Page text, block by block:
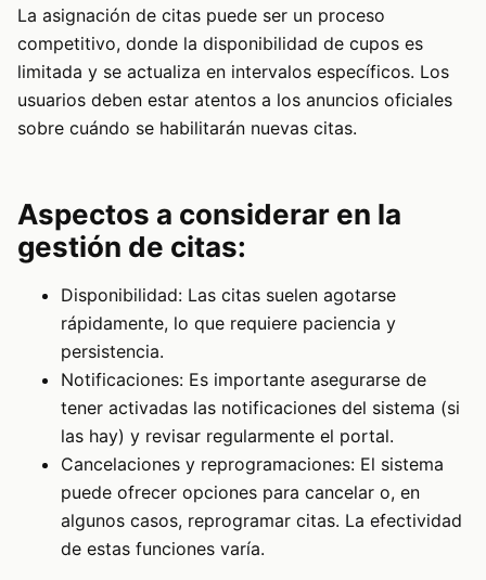
La asignación de citas puede ser un proceso
competitivo, donde la disponibilidad de cupos es
limitada y se actualiza en intervalos específicos. Los
usuarios deben estar atentos a los anuncios oficiales
sobre cuándo se habilitarán nuevas citas.
Aspectos a considerar en la
gestión de citas:
Disponibilidad: Las citas suelen agotarse
rápidamente, lo que requiere paciencia y
persistencia.
Notificaciones: Es importante asegurarse de
tener activadas las notificaciones del sistema (si
las hay) y revisar regularmente el portal.
Cancelaciones y reprogramaciones: El sistema
puede ofrecer opciones para cancelar o, en
algunos casos, reprogramar citas. La efectividad
de estas funciones varía.